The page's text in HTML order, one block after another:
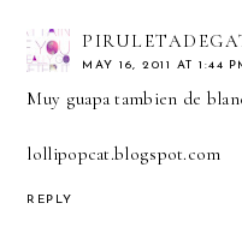
MAY 16, 2011 AT 1:44
Muy guapa tambien de
lollipopcat.blogspot.com
REPLY